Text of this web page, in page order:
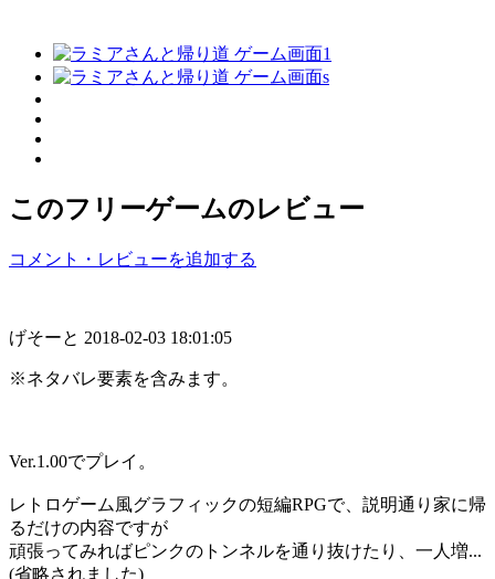
このフリーゲームのレビュー
コメント・レビューを追加する
げそーと 2018-02-03 18:01:05
※ネタバレ要素を含みます。
Ver.1.00でプレイ。
レトロゲーム風グラフィックの短編RPGで、説明通り家に帰
るだけの内容ですが
頑張ってみればピンクのトンネルを通り抜けたり、一人増...
(省略されました)